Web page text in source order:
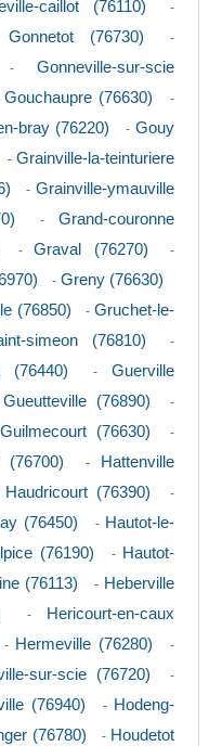
caillot (76110) -
Gonnetot (76730) -
Gonneville-sur-scie
Gouchaupre (76630) -
bray (76220) -Gouy
-Grainville-la-teinturiere
-Grainville-ymauville
-Grand-couronne
-Graval (76270) -
- Greny (76630)
(76850) -Gruchet-le-
simeon (76810) -
(76440) -Guerville
Gueutteville (76890) -
Guilmecourt (76630) -
(76700) -
Hattenville
Haudricourt (76390) -
(76450) - Hautot-le-
(76190) - Hautot-
(76113) - Heberville
-
Hericourt-en-caux
- Hermeville (76280) -
sur-scie (76720) -
(76940) - Hodeng-
(76780) - Houdetot